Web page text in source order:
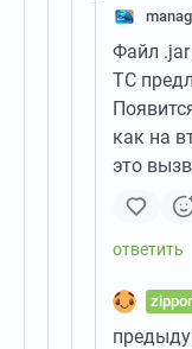
Файл .jar
ТС
как на
это